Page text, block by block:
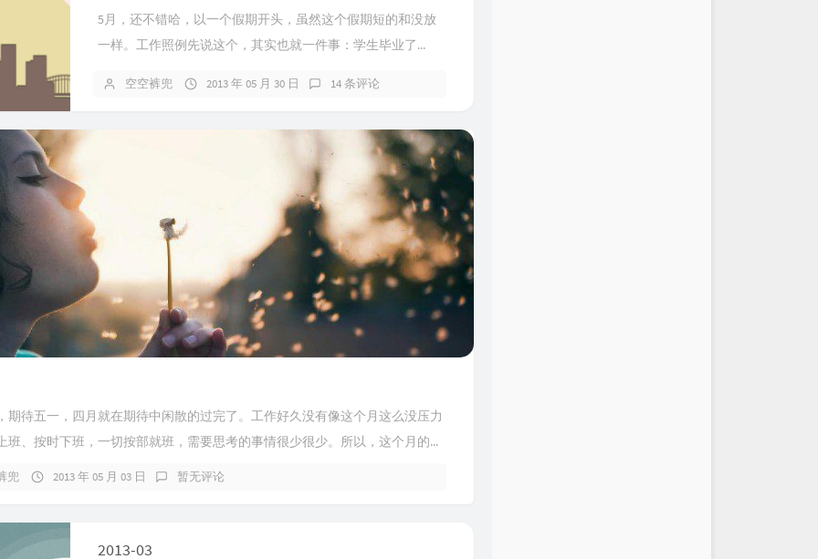
5月，还不错哈，以一个假期开头，虽然这个假期短的和没放
一样。工作照例先说这个，其实也就一件事：学生毕业了...
空空裤兜 2013 年 05 月 30 日 14 条评论
期待五一，四月就在期待中闲散的过完了。工作好久没有像这个月这么没压力
班、按时下班，一切按部就班，需要思考的事情很少很少。所以，这个月的...
兜 2013 年 05 月 03 日 暂无评论
2013-03